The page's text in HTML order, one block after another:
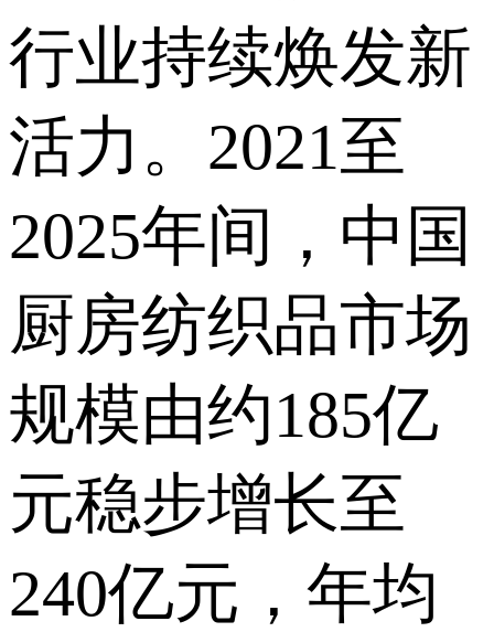
行业持续焕发新
活力。2021至
2025年间，中国
厨房纺织品市场
规模由约185亿
元稳步增长至
240亿元，年均